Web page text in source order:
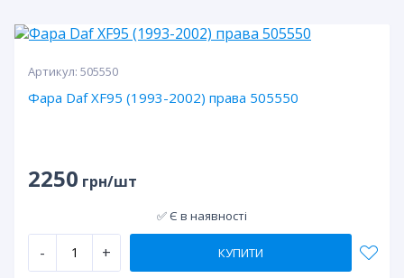
Артикул: 505550
Фара Daf XF95 (1993-2002) права 505550
2250 грн/шт
✅ Є в наявності
- + КУПИТИ